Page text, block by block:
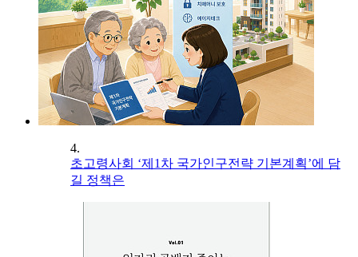
4.
초고령사회 ‘제1차 국가인구전략 기본계획’에 담
길 정책은